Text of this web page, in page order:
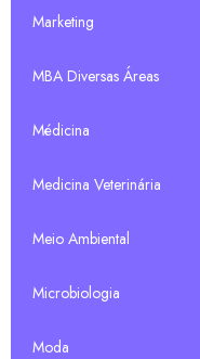
Marketing
MBA Diversas Áreas
Médicina
Medicina Veterinária
Meio Ambiental
Microbiologia
Moda